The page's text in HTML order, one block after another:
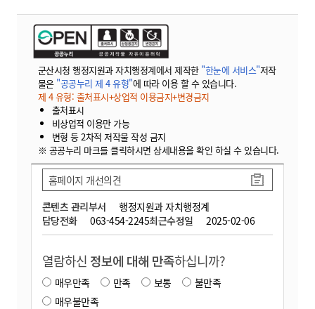
군산시청 행정지원과 자치행정계에서 제작한 "한눈에 서비스"저작
물은 "공공누리 제 4 유형"에 따라 이용 할 수 있습니다.
제 4 유형: 출처표시+상업적 이용금지+변경금지
출처표시
비상업적 이용만 가능
변형 등 2차적 저작물 작성 금지
※ 공공누리 마크를 클릭하시면 상세내용을 확인 하실 수 있습니다.
콘텐츠 관리부서
행정지원과 자치행정계
담당전화
063-454-2245최근수정일 2025-02-06
홈페이지 개선의견
열람하신 정보에 대해 만족하십니까?
매우만족 만족 보통
불만족
매우불만족